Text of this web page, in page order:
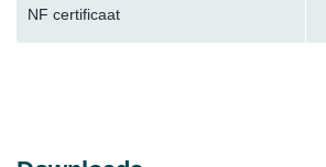
NF certificaat